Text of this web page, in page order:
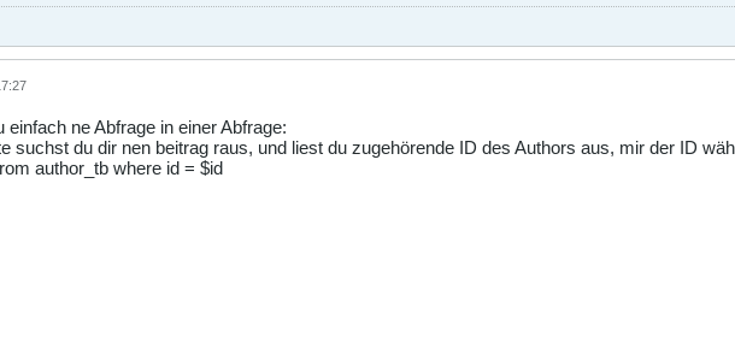
einfach ne Abfrage in einer Abfrage:
suchst du dir nen beitrag raus, und liest du zugehörende ID des Authors aus, mir der ID
author_tb where id = $id